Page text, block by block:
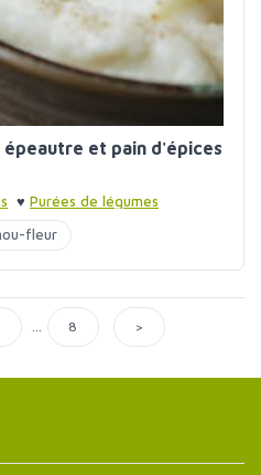
épeautre et pain d'épices
♥ Purées de légumes
fleur
... 8 >